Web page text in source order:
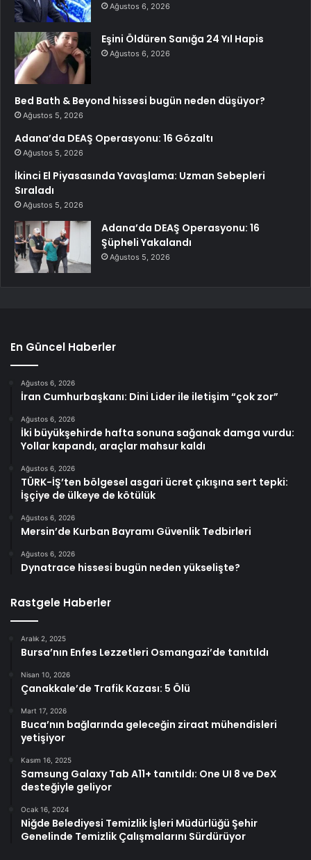
Ağustos 6, 2026
Eşini Öldüren Sanığa 24 Yıl Hapis
Ağustos 6, 2026
Bed Bath & Beyond hissesi bugün neden düşüyor?
Ağustos 5, 2026
Adana’da DEAŞ Operasyonu: 16 Gözaltı
Ağustos 5, 2026
İkinci El Piyasasında Yavaşlama: Uzman Sebepleri
Sıraladı
Ağustos 5, 2026
Adana’da DEAŞ Operasyonu: 16
Şüpheli Yakalandı
Ağustos 5, 2026
En Güncel Haberler
Ağustos 6, 2026
İran Cumhurbaşkanı: Dini Lider ile iletişim “çok zor”
Ağustos 6, 2026
İki büyükşehirde hafta sonuna sağanak damga vurdu:
Yollar kapandı, araçlar mahsur kaldı
Ağustos 6, 2026
TÜRK-İŞ’ten bölgesel asgari ücret çıkışına sert tepki:
İşçiye de ülkeye de kötülük
Ağustos 6, 2026
Mersin’de Kurban Bayramı Güvenlik Tedbirleri
Ağustos 6, 2026
Dynatrace hissesi bugün neden yükselişte?
Rastgele Haberler
Aralık 2, 2025
Bursa’nın Enfes Lezzetleri Osmangazi’de tanıtıldı
Nisan 10, 2026
Çanakkale’de Trafik Kazası: 5 Ölü
Mart 17, 2026
Buca’nın bağlarında geleceğin ziraat mühendisleri
yetişiyor
Kasım 16, 2025
Samsung Galaxy Tab A11+ tanıtıldı: One UI 8 ve DeX
desteğiyle geliyor
Ocak 16, 2024
Niğde Belediyesi Temizlik İşleri Müdürlüğü Şehir
Genelinde Temizlik Çalışmalarını Sürdürüyor